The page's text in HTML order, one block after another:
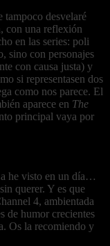
tampoco desvelaré
con una reflexión
en las series: poli
sino con personajes
con causa justa) y
si representasen dos
como nos parece. El
aparece en The
principal vaya por
he visto en un día…
querer. Y es que
4, ambientada
de humor crecientes
Os la recomiendo y